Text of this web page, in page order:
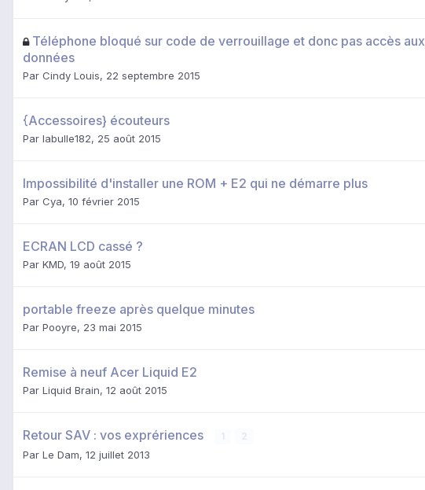
Téléphone bloqué sur code de verrouillage et donc pas accès aux
données
Par Cindy Louis, 22 septembre 2015
{Accessoires} écouteurs
Par labulle182, 25 août 2015
Impossibilité d'installer une ROM + E2 qui ne démarre plus
Par Cya, 10 février 2015
ECRAN LCD cassé ?
Par KMD, 19 août 2015
portable freeze après quelque minutes
Par Pooyre, 23 mai 2015
Remise à neuf Acer Liquid E2
Par Liquid Brain, 12 août 2015
Retour SAV : vos exprériences
Par Le Dam, 12 juillet 2013